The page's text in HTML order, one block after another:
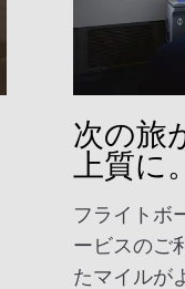
次の旅
上質に。
フライトボ
ービスのご
たマイルが